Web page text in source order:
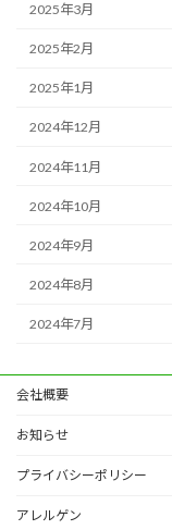
2025年3月
2025年2月
2025年1月
2024年12月
2024年11月
2024年10月
2024年9月
2024年8月
2024年7月
会社概要
お知らせ
プライバシーポリシー
アレルゲン